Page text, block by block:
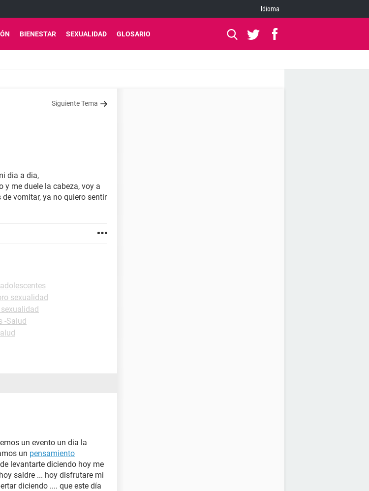
Idioma
BIENESTAR SEXUALIDAD GLOSARIO
Siguiente Tema
dia a dia,
y me duele la cabeza, voy a
vomitar, ya no quiero sentir
sexualidad
-Salud
un evento un dia la
un pensamiento
levantarte diciendo hoy me
saldre ... hoy disfrutare mi
diciendo .... que este día